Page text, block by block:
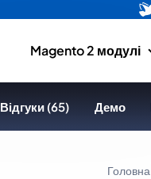
Magento 2 модулі
Відгуки (65) Демо
Головна